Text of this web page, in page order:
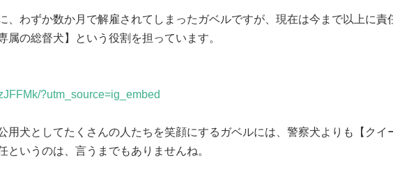
、わずか数か月で解雇されてしまったガベルですが、現在は今まで以上に責
の総督犬】という役割を担っています。
?utm_source=ig_embed
用犬としてたくさんの人たちを笑顔にするガベルには、警察犬よりも【クイ
いうのは、言うまでもありませんね。